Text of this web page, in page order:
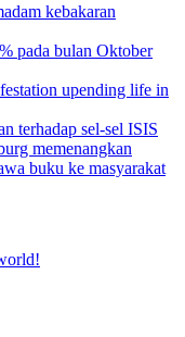
kebakaran
pada bulan Oktober
upending life in
terhadap sel-sel ISIS
memenangkan
buku ke masyarakat